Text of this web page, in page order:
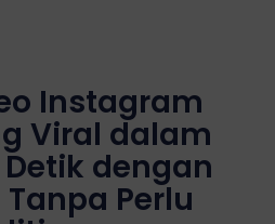
Instagram
Viral dalam
dengan
Perlu